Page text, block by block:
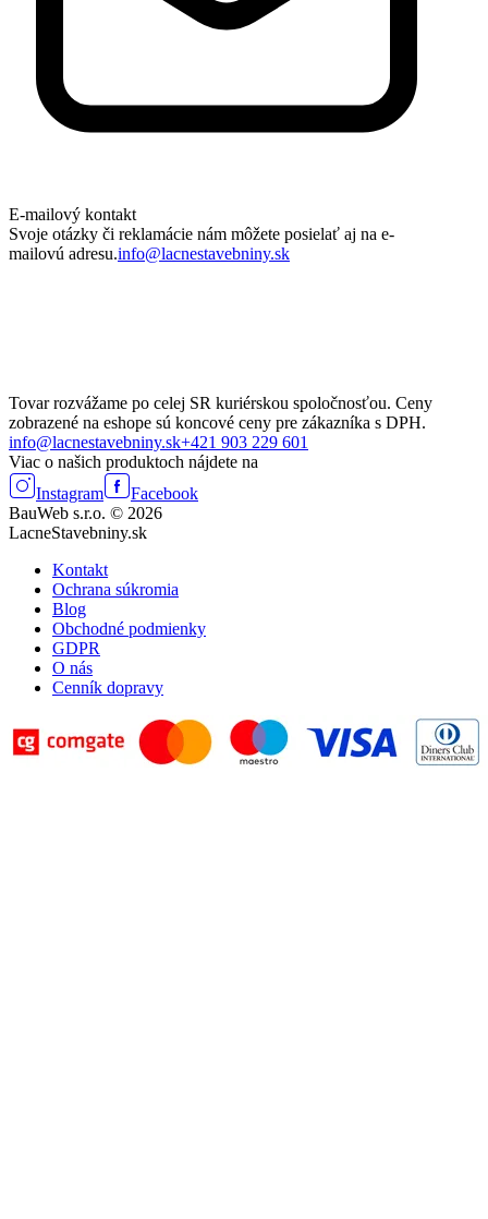
E-mailový kontakt
Svoje otázky či reklamácie nám môžete posielať aj na e-
mailovú adresu.info@lacnestavebniny.sk
Tovar rozvážame po celej SR kuriérskou spoločnosťou. Ceny
zobrazené na eshope sú koncové ceny pre zákazníka s DPH.
info@lacnestavebniny.sk+421 903 229 601
Viac o našich produktoch nájdete na
Instagram
Facebook
BauWeb s.r.o. © 2026
LacneStavebniny.sk
Kontakt
Ochrana súkromia
Blog
Obchodné podmienky
GDPR
O nás
Cenník dopravy